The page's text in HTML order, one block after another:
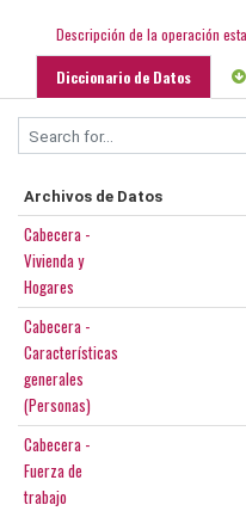
Descripción de la operación
Diccionario de Datos
Archivos de Datos
Cabecera -
Vivienda y
Hogares
Cabecera -
Características
generales
(Personas)
Cabecera -
Fuerza de
trabajo